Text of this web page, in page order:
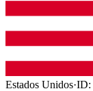
Estados Unidos·ID: